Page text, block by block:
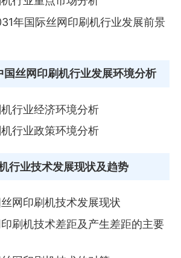
年国际丝网印刷机行业发展前景
丝网印刷机行业发展环境分析
行业经济环境分析
行业政策环境分析
行业技术发展现状及趋势
网印刷机技术发展现状
刷机技术差距及产生差距的主要